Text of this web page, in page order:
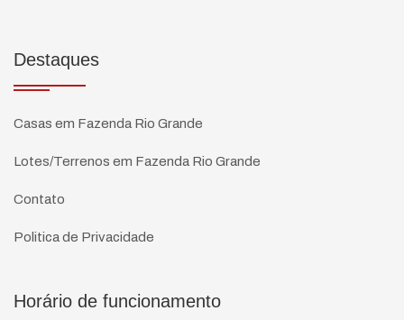
Destaques
Casas em Fazenda Rio Grande
Lotes/Terrenos em Fazenda Rio Grande
Contato
Politica de Privacidade
Horário de funcionamento